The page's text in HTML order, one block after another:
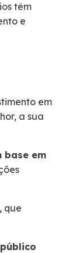
têm
e
em
a sua
base em
que